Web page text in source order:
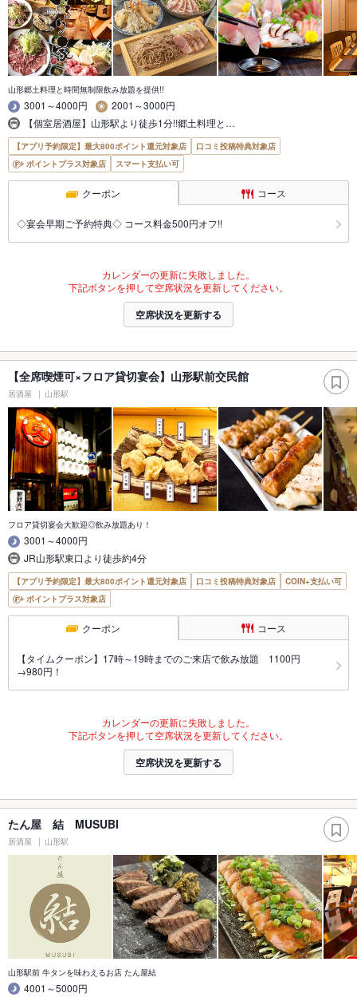
山形郷土料理と時間無制限飲み放題を提供!!
3001～4000円
2001～3000円
【個室居酒屋】山形駅より徒歩1分!!郷土料理と…
【アプリ予約限定】最大800ポイント還元対象店
口コミ投稿特典対象店
ポイントプラス対象店
スマート支払い可
クーポン コース
◇宴会早期ご予約特典◇ コース料金500円オフ!!
カレンダーの更新に失敗しました。
下記ボタンを押して空席状況を更新してください。
空席状況を更新する
【全席喫煙可×フロア貸切宴会】山形駅前交民館
居酒屋 山形駅
フロア貸切宴会大歓迎◎飲み放題あり！
3001～4000円
JR山形駅東口より徒歩約4分
【アプリ予約限定】最大800ポイント還元対象店 口コミ投稿特典対象店
COIN+支払い可
ポイントプラス対象店
クーポン コース
【タイムクーポン】17時～19時までのご来店で飲み放題 1100円
→980円！
カレンダーの更新に失敗しました。
下記ボタンを押して空席状況を更新してください。
空席状況を更新する
たん屋 結 MUSUBI
居酒屋 山形駅
山形駅前 牛タンを味わえるお店 たん屋結
4001～5000円